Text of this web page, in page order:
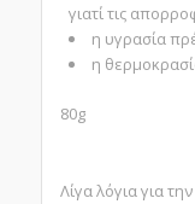
γιατί τις
η υγρασία
η
80g
Λίγα λόγια για